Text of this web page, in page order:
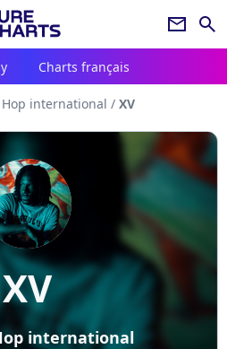
newsletter search
Charts français
Hop international / XV
XV
international